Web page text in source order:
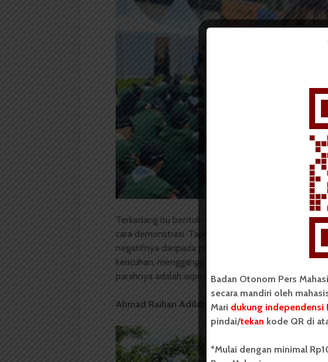
Terkadang itu bentuk aspirasi mahasiswa yang
cara demonstrasi. Tapi menurut saya sendiri, demo
negatifnya daripada positifnya. Secara negatifnya
kericuhan, mengganggu ketenangan, merusak
parahnya adalah aspirasi yang ingin disampaikan
Ahmad Raihan Adilah – Psikologi 2022
Badan Otonom Pers
secara mandiri oleh
Mari dukung independensi
pindai/tekan kode QR di
*Mulai dengan minimal